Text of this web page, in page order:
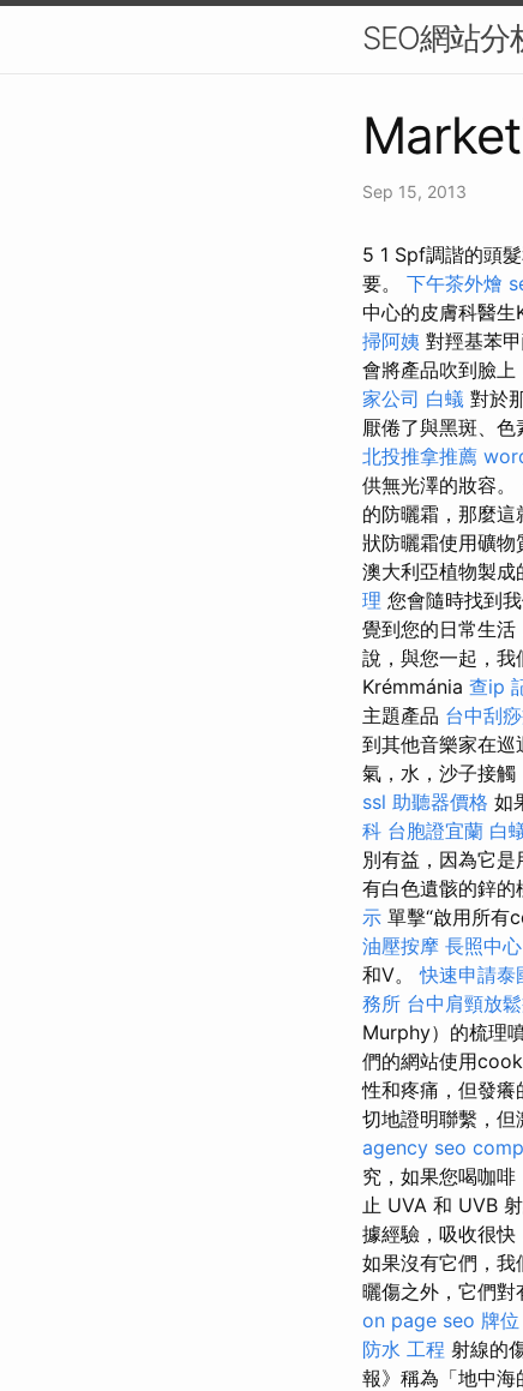
SEO網站
Sep 15, 2013
5 1 Spf調諧的頭
要。 下午茶外燴
中心的皮膚科醫生
掃阿姨 對羥基苯
會將產品吹到臉上
家公司 白蟻 對於
厭倦了與黑斑、色
北投推拿推薦
供無光澤的妝容。
的防曬霜，那麼這
狀防曬霜使用礦
澳大利亞植物製成
理 您會隨時找到
覺到您的日常生活
說，與您一起，我
Krémmánia 查ip
主題產品 台中刮
到其他音樂家在
氣，水，沙子接觸
ssl 助聽器價格 如
科 台胞證宜蘭 白
別有益，因為它是
有白色遺骸的鋅的
示 單擊“啟用所有
油壓按摩 長照中
和V。快速申請泰
務所 台中肩頸放
Murphy）的梳理
們的網站使用
性和疼痛，但發癢
切地證明聯繫，但
agency seo
究，如果您喝咖
止 UVA 和 UVB
據經驗，吸收很快
如果沒有它們，
曬傷之外，它們
on page seo 牌位
防水 工程 射線的
報》稱為「地中海